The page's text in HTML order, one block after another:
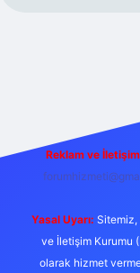
Reklam ve
Yasal Uyarı: Sitemiz,
ve İletişim Kurumu
olarak hizmet